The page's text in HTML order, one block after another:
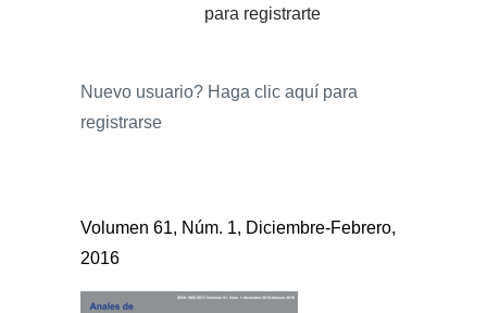
para registrarte
Nuevo usuario? Haga clic aquí para
registrarse
Volumen 61, Núm. 1, Diciembre-Febrero,
2016